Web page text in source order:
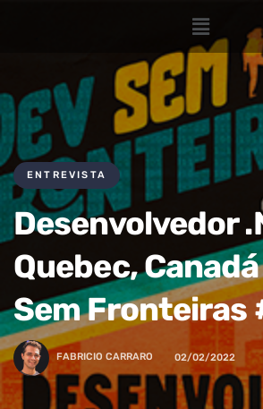
ENTREVISTA
Desenvolvedor
Quebec, Canadá
Sem Fronteiras
FABRICIO CARRARO 02/02/2022